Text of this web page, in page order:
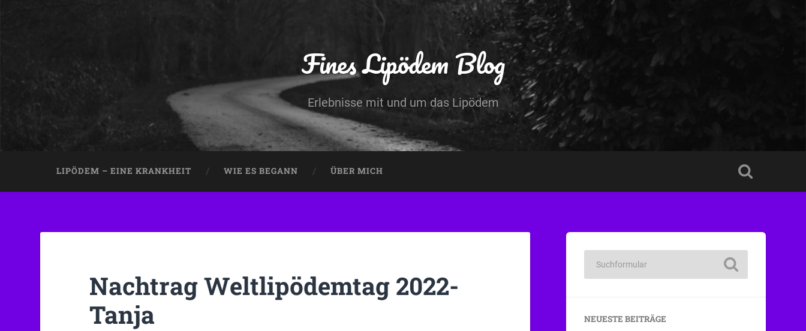
Fines Lipödem Blog
Erlebnisse mit und um das Lipödem
LIPÖDEM – EINE KRANKHEIT WIE ES BEGANN ÜBER MICH
Nachtrag Weltlipödemtag 2022-
Tanja
NEUESTE BEITRÄGE